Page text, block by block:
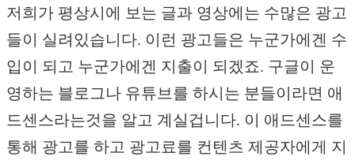
저희가 평상시에 보는 글과 영상에는 수많은 광고
들이 실려있습니다. 이런 광고들은 누군가에겐 수
입이 되고 누군가에겐 지출이 되겠죠. 구글이 운
영하는 블로그나 유튜브를 하시는 분들이라면 애
드센스라는것을 알고 계실겁니다. 이 애드센스를
통해 광고를 하고 광고료를 컨텐츠 제공자에게 지